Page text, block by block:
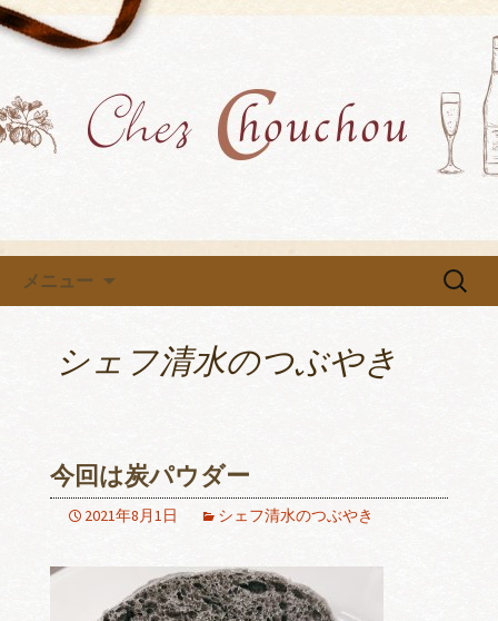
小牧市にあるフレンチ「Chez
Chouchou」のブログ
各種イベントや教室を開催中です
メニュー
検
シェフ清水のつぶやき
今回は炭パウダー
2021年8月1日 シェフ清水のつぶやき